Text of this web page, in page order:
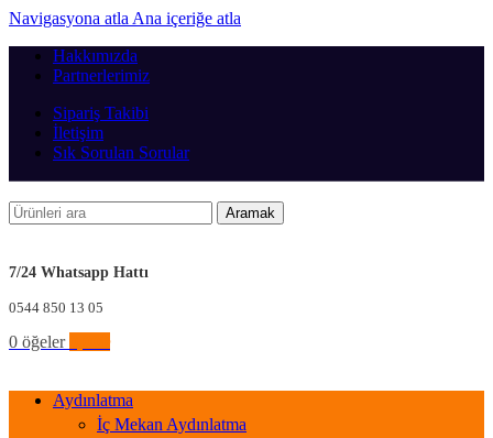
Navigasyona atla Ana içeriğe atla
Hakkımızda
Partnerlerimiz
Sipariş Takibi
İletişim
Sık Sorulan Sorular
Aramak
7/24 Whatsapp Hattı
0544 850 13 05
0 öğeler
Aydınlatma
İç Mekan Aydınlatma